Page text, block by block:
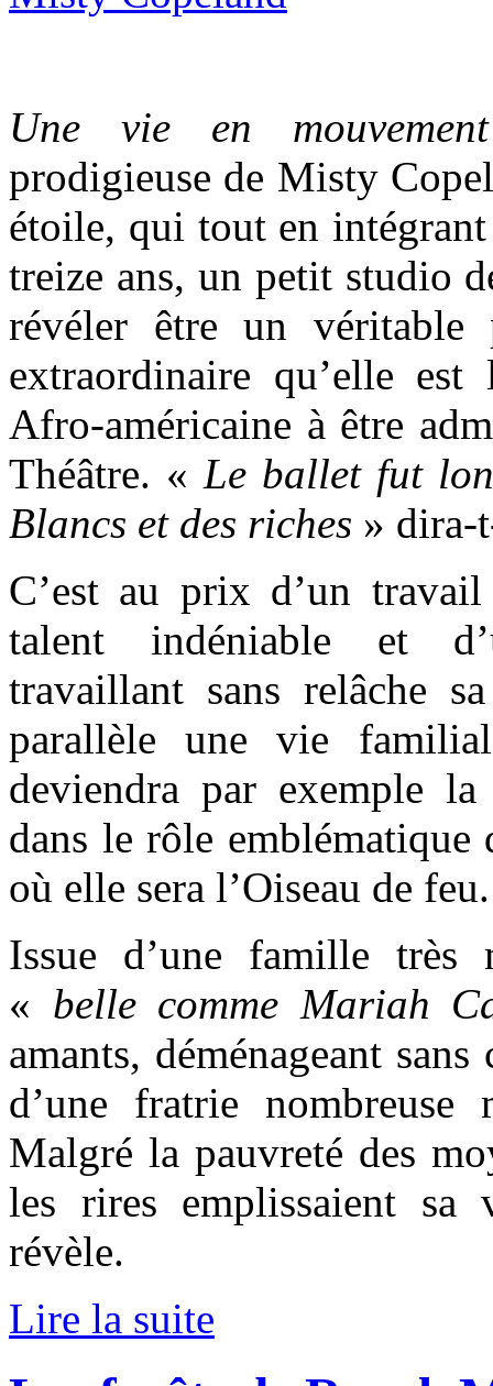
Une vie en mouvement
prodigieuse de Misty
étoile, qui tout en
treize ans, un petit studio
révéler être un véritable
extraordinaire qu’elle
Afro-américaine à être
Théâtre. « Le ballet fut
Blancs et des riches » dira-
C’est au prix d’un
talent indéniable et
travaillant sans relâche
parallèle une vie
deviendra par exemple
dans le rôle
où elle sera l’Oiseau de feu.
Issue d’une famille très
« belle comme Mariah
amants, déménageant
d’une fratrie nombreuse
Malgré la pauvreté des
les rires emplissaient sa
révèle.
Lire la suite